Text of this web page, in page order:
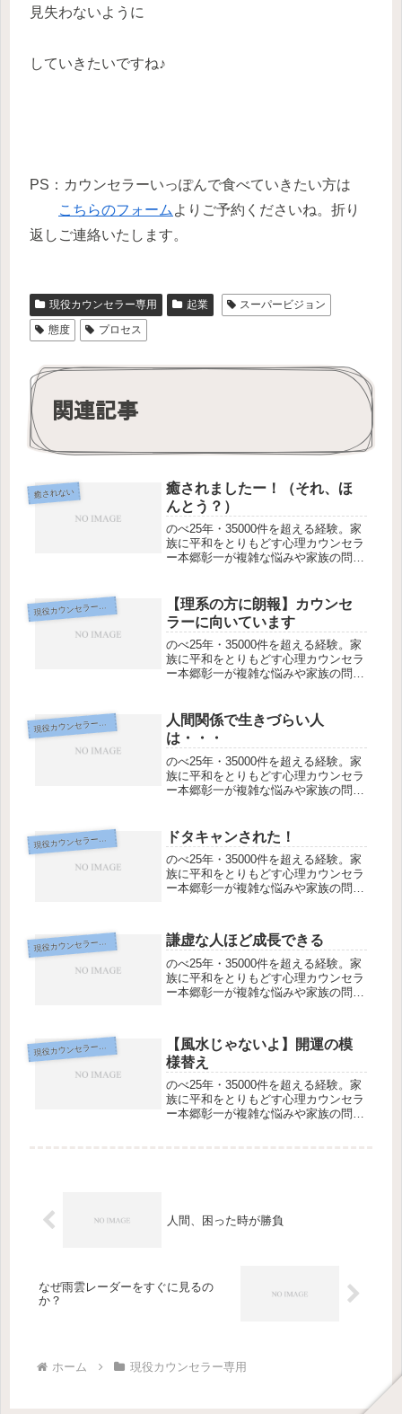
見失わないように
していきたいですね♪
PS：カウンセラーいっぽんで食べていきたい方は
こちらのフォーム よりご予約くださいね。折り
返しご連絡いたします。
現役カウンセラー専用 起業
スーパービジョン
態度
プロセス
関連記事
癒されない
癒されましたー！（それ、ほ
んとう？）
のべ25年・35000件を超える経験。家
族に平和をとりもどす心理カウンセラ
ー本郷彰一が複雑な悩みや家族の問
ンzoom対応。
現
役カウンセラー専用
【理系の方に朗報】カウンセ
ラーに向いています
のべ25年・35000件を超える経験。家
族に平和をとりもどす心理カウンセラ
ー本郷彰一が複雑な悩みや家族の問
ンzoom対応。
現
役カウンセラー専用
人間関係で生きづらい人
は・・・
のべ25年・35000件を超える経験。家
族に平和をとりもどす心理カウンセラ
ー本郷彰一が複雑な悩みや家族の問
ンzoom対応。
現
役カウンセラー専用 ドタキャンされた！
のべ25年・35000件を超える経験。家
族に平和をとりもどす心理カウンセラ
ー本郷彰一が複雑な悩みや家族の問
ンzoom対応。
現
役カウンセラー専用 謙虚な人ほど成長できる
のべ25年・35000件を超える経験。家
族に平和をとりもどす心理カウンセラ
ー本郷彰一が複雑な悩みや家族の問
ンzoom対応。
現
役カウンセラー専用
【風水じゃないよ】開運の模
様替え
のべ25年・35000件を超える経験。家
族に平和をとりもどす心理カウンセラ
ー本郷彰一が複雑な悩みや家族の問
人間、困った時が勝負
なぜ雨雲レーダーをすぐに見るの
か？
ホーム 現役カウンセラー専用